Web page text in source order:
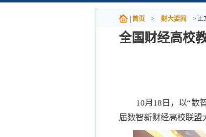
首页 > 财大要闻 > 正
全国财经高校
10月18日，以“数
届数智新财经高校联盟